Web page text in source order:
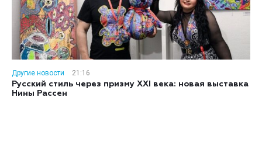
Другие новости
21:16
Русский стиль через призму XXI века: новая выставка
Нины Рассен